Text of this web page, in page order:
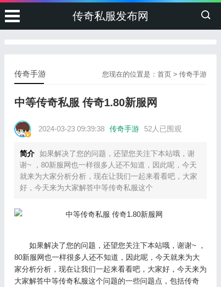
传奇私服发布网
您现在的位置是：首页 >传奇手游
传奇手游
中等传奇私服 传奇1.80新服网
2024-03-23 09:39:38 传奇手游 52人已围观
简介 如果解决了您的问题，还望您关注下本站哦，谢
谢~ ，80新服网也一样很多人还不知道，因此呢，今天
就来为大家分析分析，现在让我们一起来看看吧，大家
好，今天来为大家解答中等传奇私服这个
如果解决了您的问题，还望您关注下本站哦，谢谢~ ，
80新服网也一样很多人还不知道，因此呢，今天就来为大
家分析分析，现在让我们一起来看看吧，大家好，今天来为
大家解答中等传奇私服这个问题的一些问题点，包括传奇